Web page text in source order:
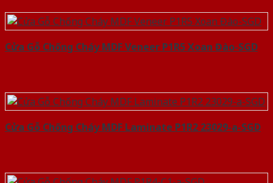
Cửa Gỗ Chống Cháy MDF Veneer P1R5 Xoan Đào-SGD
Cửa Gỗ Chống Cháy MDF Laminate P1R2 23029-a-SGD